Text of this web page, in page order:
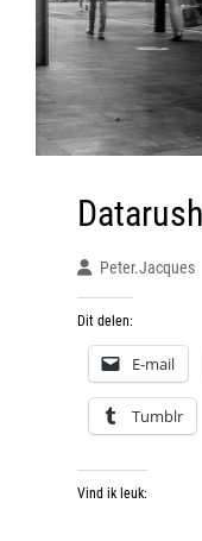
Datarush
Peter.jacques
Dit delen:
E-mail
Tumblr
Vind ik leuk: